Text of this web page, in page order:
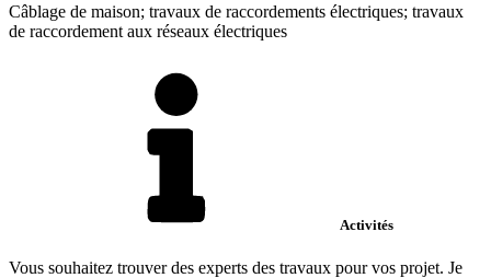
Câblage de maison; travaux de raccordements électriques; travaux
de raccordement aux réseaux électriques
Activités
Vous souhaitez trouver des experts des travaux pour vos projet. Je